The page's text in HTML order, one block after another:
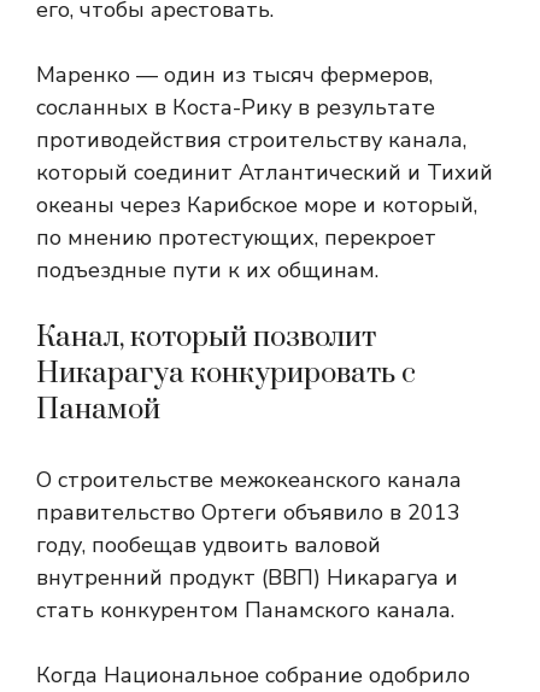
его, чтобы арестовать.
Маренко — один из тысяч фермеров,
сосланных в Коста-Рику в результате
противодействия строительству канала,
который соединит Атлантический и Тихий
океаны через Карибское море и который,
по мнению протестующих, перекроет
подъездные пути к их общинам.
Канал, который позволит
Никарагуа конкурировать с
Панамой
О строительстве межокеанского канала
правительство Ортеги объявило в 2013
году, пообещав удвоить валовой
внутренний продукт (ВВП) Никарагуа и
стать конкурентом Панамского канала.
Когда Национальное собрание одобрило